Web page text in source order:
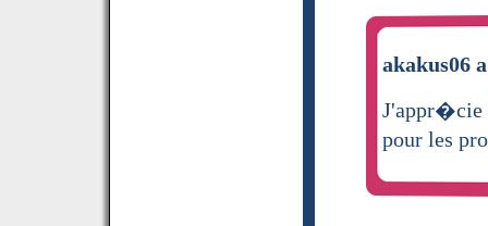
akakus06
J'appr�cie
pour les